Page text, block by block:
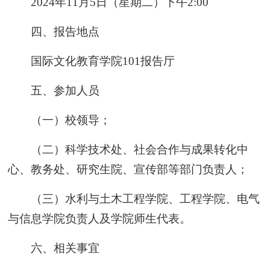
四、报告地点
国际文化教育学院101报告厅
五、参加人员
（一）校领导；
（二）科学技术处、社会合作与成果转化中
心、教务处、研究生院、宣传部等部门负责人；
（三）水利与土木工程学院、工程学院、电气
与信息学院负责人及学院师生代表。
六、相关事宜